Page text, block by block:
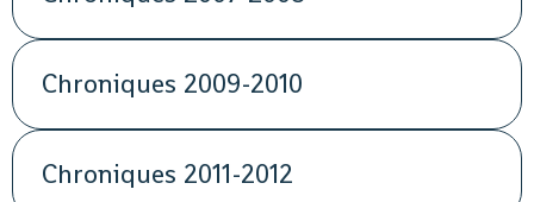
Chroniques 2009-2010
Chroniques 2011-2012